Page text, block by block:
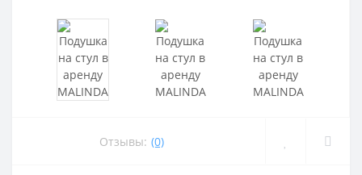
Отзывы: (0)